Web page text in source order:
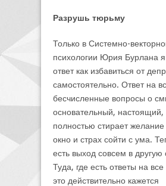
Разрушь тюрьму
Только в Системно-
психологии Юрия Бурлана
ответ как избавиться от
самостоятельно. Ответ на
бесчисленные вопросы о
основательный, настоящий,
полностью стирает
окно и страх сойти с ума.
есть выход совсем в другую
Туда, где есть ответы на
это действительно кажется